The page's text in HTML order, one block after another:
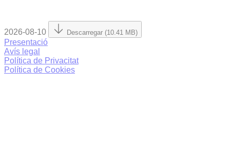
2026-08-10 Descarregar (10.41 MB)
Presentació
Avís legal
Política de Privacitat
Política de Cookies